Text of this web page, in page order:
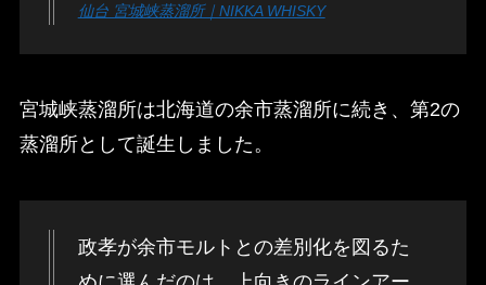
仙台 宮城峡蒸溜所｜NIKKA WHISKY
宮城峡蒸溜所は北海道の余市蒸溜所に続き、第2の
蒸溜所として誕生しました。
政孝が余市モルトとの差別化を図るた